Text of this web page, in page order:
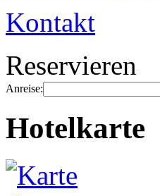
Kontakt
Reservieren
Anreise:
Hotelkarte